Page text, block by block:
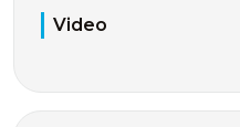
Video